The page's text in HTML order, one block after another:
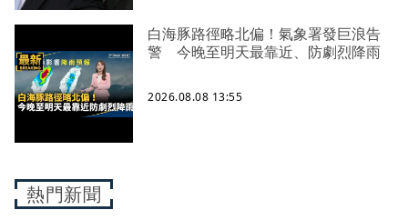
白海豚路徑略北偏！氣象署發巨浪告
警 今晚至明天最靠近、防劇烈降雨
2026.08.08 13:55
熱門新聞